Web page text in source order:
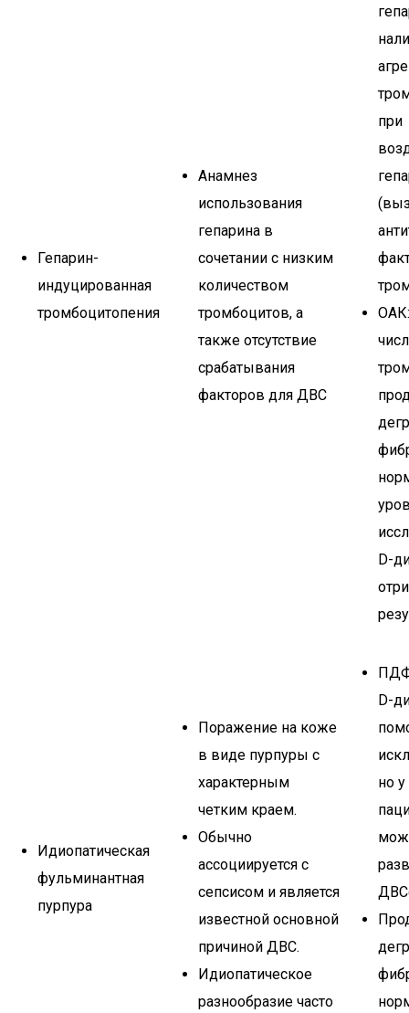
Гепарин-
индуцированная
тромбоцитопения
Анамнез
использования
гепарина в
сочетании с низким
количеством
тромбоцитов, а
также отсутствие
срабатывания
факторов для ДВС
при
D-
Идиопатическая
фульминантная
пурпура
Поражение на коже
в виде пурпуры с
характерным
четким краем.
Обычно
ассоциируется с
сепсисом и является
известной основной
причиной ДВС.
Идиопатическое
разнообразие часто
ПДФ
D-
но